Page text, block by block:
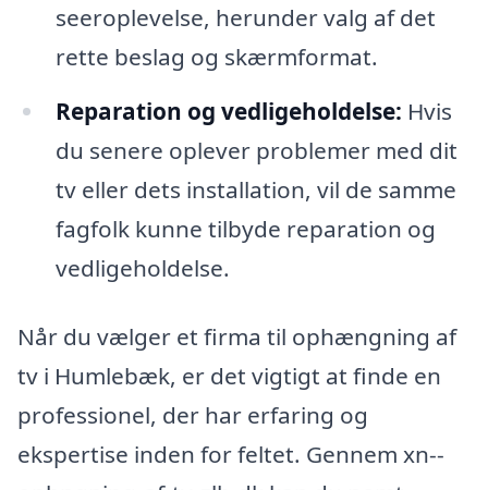
seeroplevelse, herunder valg af det
rette beslag og skærmformat.
Reparation og vedligeholdelse: Hvis
du senere oplever problemer med dit
tv eller dets installation, vil de samme
fagfolk kunne tilbyde reparation og
vedligeholdelse.
Når du vælger et firma til ophængning af
tv i Humlebæk, er det vigtigt at finde en
professionel, der har erfaring og
ekspertise inden for feltet. Gennem xn--